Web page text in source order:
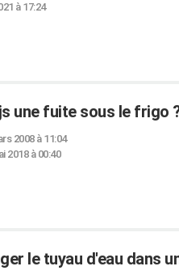
à 17:24
une fuite sous le frigo
2008 à 11:04
2018 à 00:40
le tuyau d'eau dans